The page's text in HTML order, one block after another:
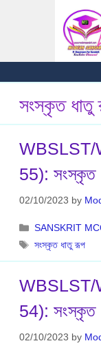
সংস্কৃত ধাতু
WBSLST/
55): সংস্কৃত
02/10/2023 by
Categories
SANSKRIT
Tags
সংস্কৃত ধাতু রূপ
WBSLST/
54): সংস্কৃত
02/10/2023 by